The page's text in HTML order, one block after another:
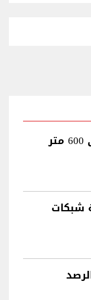
زيادة إطلاقات سد الموصل إلى 600 متر
شبكات